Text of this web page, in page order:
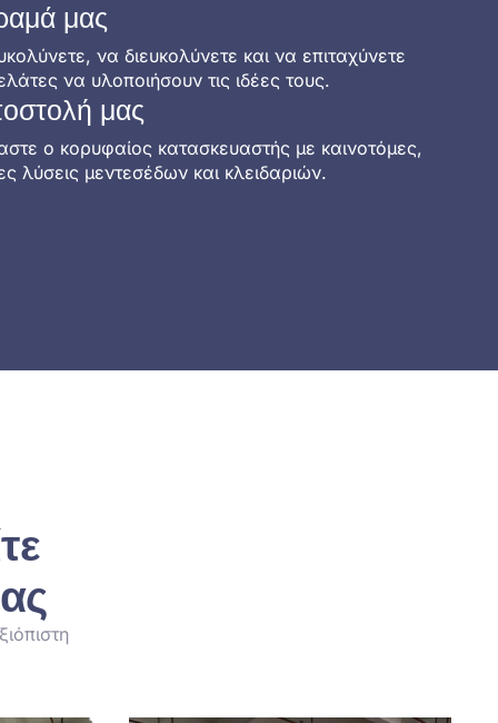
μας
να διευκολύνετε και να επιταχύνετε
να υλοποιήσουν τις ιδέες τους.
μας
ο κορυφαίος κατασκευαστής με καινοτόμες,
λύσεις μεντεσέδων και κλειδαριών.